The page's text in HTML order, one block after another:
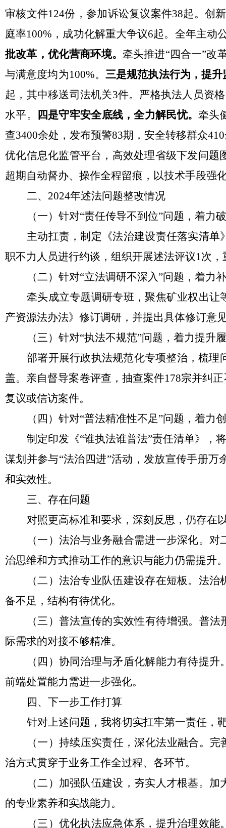
审核文件124份，参加诉讼复议案件38起。创
庭率100%，成功化解重大争议6起。全年主动
批改革，优化营商环境。 牵头推进“四合一”改
与满意度均为100%。 三是规范执法行为，提升
起，其中移送司法机关3件。严格执法人员资
水平。
四是守牢安全底线，全力解民忧。牵头
查3400余处，发布预警83期，安全转移群众
优化信息化监管平台，高效处理省级下发问题
超期自动督办、操作全程留痕，以技术手段强
二、 2024年述法问题整改情况
（一） 针对“责任传导不到位”问题，着力
主动扛责，制定《法治建设责任落实清
职不力人员进行约谈，组织开展述法评议1次
（二）针对“立法调研不深入”问题，着力
牵头成立专题调研专班，聚焦矿业权出
产资源法办法》修订调研，并提出具体修订意
（三）针对“执法不规范”问题，着力提升
部署开展行政执法规范化专项整治，梳理
盖。亲自督导案卷评查，抽查案件178宗并纠
复议或信访案件。
（四）针对“普法精准性不足”问题，着力
制定印发《“谁执法谁普法”责任清单》，
谋划并参与“法治四进”活动，发放宣传手册
和实效性。
三、存在问题
对照更高标准和要求，深刻反思，仍存在
（一）法治与业务融合需进一步深化。 对
治思维和方式推动工作的意识与能力仍需提升
（二）法治专业队伍建设存在短板。 法治
备不足，结构有待优化。
（三）普法宣传的实效性有待增强。 普法
际需求的对接不够精准。
（四）协同治理与矛盾化解能力有待提升
前端处置能力需进一步强化。
四、下一步工作打算
针对上述问题，我将切实扛牢第一责任，
（一）持续压实责任，深化法业融合。 完
治方式贯穿于业务工作全过程、各环节。
（二）加强队伍建设，夯实人才根基。 加
的专业素养和实战能力。
（三）优化执法应急体系，提升治理效能